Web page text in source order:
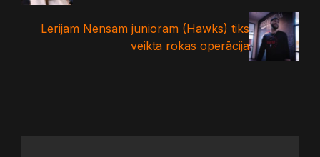
Lerijam Nensam junioram (Hawks) tiks
veikta rokas operācija